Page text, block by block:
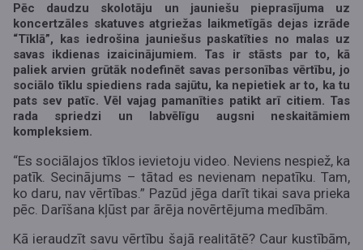
Pēc daudzu skolotāju un jauniešu pieprasījuma uz
koncertzāles skatuves atgriežas laikmetīgās dejas izrāde
“Tīklā”, kas iedrošina jauniešus paskatīties no malas uz
savas ikdienas izaicinājumiem. Tas ir stāsts par to, kā
paliek arvien grūtāk nodefinēt savas personības vērtību, jo
sociālo tīklu spiediens rada sajūtu, ka nepietiek ar to, ka tu
pats sev patīc. Vēl vajag pamanīties patikt arī citiem. Tas
rada spriedzi un labvēlīgu augsni neskaitāmiem
kompleksiem.
“Es sociālajos tīklos ievietoju video. Neviens nespiež, ka
patīk. Secinājums – tātad es nevienam nepatīku. Tam,
ko daru, nav vērtības.” Pazūd jēga darīt tikai sava prieka
pēc. Darīšana kļūst par ārēja novērtējuma medībām.
Kā ieraudzīt savu vērtību šajā realitātē? Caur kustībām,